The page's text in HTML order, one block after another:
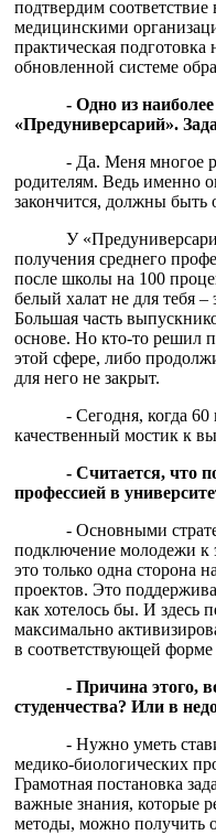
подтвердим
медицинскими
практическая
обновленной системе
- Одно из
«Предуниверсарий».
- Да. Меня многое
родителям. Ведь именно
закончится, должны быть
У
получения среднего
после школы на 100
белый халат не для тебя
Большая часть
основе. Но кто-то решил
этой сфере, либо
для него не закрыт.
- Сегодня, когда
качественный мостик к
- Считается, что
профессией в
- Основными
подключение молодежи к
это только одна сторона
проектов. Это
как хотелось бы. И здесь
максимально
в соответствующей форме
- Причина этого,
студенчества? Или в
- Нужно уметь
медико-биологических
Грамотная постановка
важные знания, которые
методы, можно получить